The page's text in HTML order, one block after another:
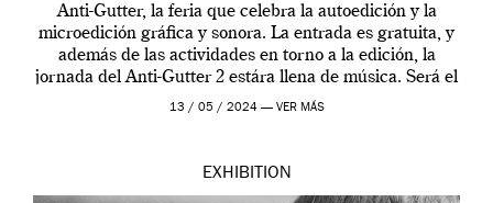
Anti-Gutter, la feria que celebra la autoedición y la
microedición gráfica y sonora. La entrada es gratuita, y
además de las actividades en torno a la edición, la
jornada del Anti-Gutter 2 estára llena de música. Será el
[…]
13 / 05 / 2024 — VER MÁS
EXHIBITION